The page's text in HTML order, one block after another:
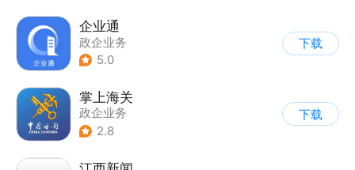
企业通
政企业务
5.0
下载
掌上海关
政企业务
2.8
下载